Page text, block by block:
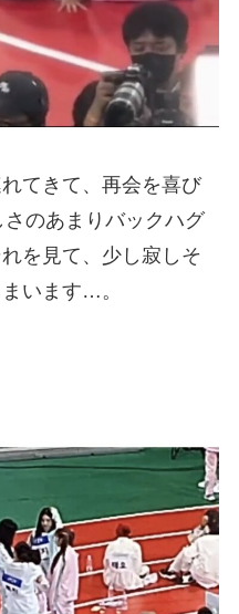
てきて、再会を喜び
のあまりバックハグ
を見て、少し寂しそ
います…。